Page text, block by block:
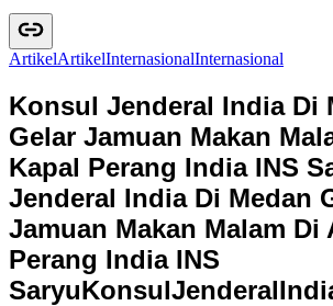
ArtikelArtikelInternasionalInternasional
Konsul Jenderal India Di
Gelar Jamuan Makan
Kapal Perang India INS
Jenderal India Di Medan
Jamuan Makan Malam Di
Perang India INS
SaryuKonsulJenderalIndi